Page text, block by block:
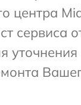
центра
сервиса